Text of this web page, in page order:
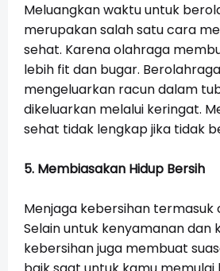
Meluangkan waktu untuk
merupakan salah satu cara
sehat. Karena olahraga
lebih fit dan bugar.
mengeluarkan racun dalam
dikeluarkan melalui keringat.
sehat tidak lengkap jika tidak
5. Membiasakan Hidup Bersih
Menjaga kebersihan termasuk
Selain untuk kenyamanan dan
kebersihan juga membuat